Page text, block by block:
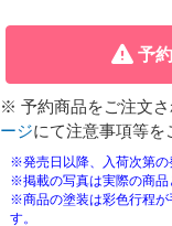
予
※ 予約商品をご注文
ージにて注意事項等を
※発売日以降、入荷次第の
※掲載の写真は実際の商品
※商品の塗装は彩色行程が
す。